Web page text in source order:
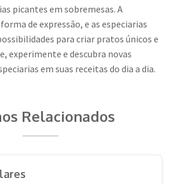
picantes em sobremesas. A
de expressão, e as especiarias
para criar pratos únicos e
experimente e descubra novas
em suas receitas do dia a dia.
Relacionados